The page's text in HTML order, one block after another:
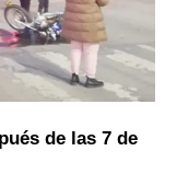
de las 7 de